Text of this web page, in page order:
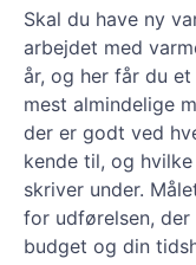
Skal du have ny
arbejdet med
år, og her får du
mest almindelige
der er godt ved
kende til, og
skriver under.
for udførelsen,
budget og din